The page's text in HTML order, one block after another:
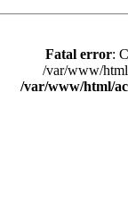
Fatal error:
/var/www/
/var/www/html/